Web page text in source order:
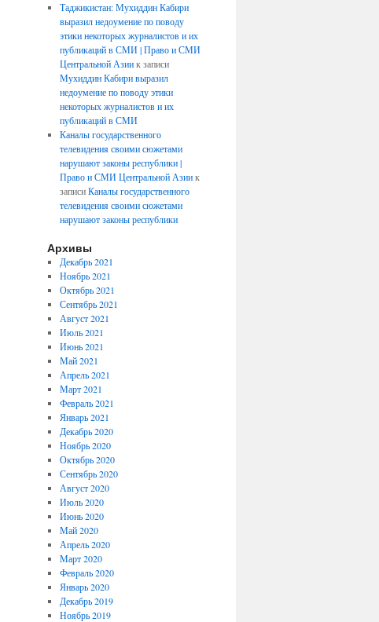
Таджикистан: Мухиддин Кабири
выразил недоумение по поводу
этики некоторых журналистов и их
публикаций в СМИ | Право и СМИ
Центральной Азиик записи
Мухиддин Кабири выразил
недоумение по поводу этики
некоторых журналистов и их
публикаций в СМИ
Каналы государственного
телевидения своими сюжетами
нарушают законы республики |
Право и СМИ Центральной Азиик
записиКаналы государственного
телевидения своими сюжетами
нарушают законы республики
Архивы
Декабрь 2021
Ноябрь 2021
Октябрь 2021
Сентябрь 2021
Август 2021
Июль 2021
Июнь 2021
Май 2021
Апрель 2021
Март 2021
Февраль 2021
Январь 2021
Декабрь 2020
Ноябрь 2020
Октябрь 2020
Сентябрь 2020
Август 2020
Июль 2020
Июнь 2020
Май 2020
Апрель 2020
Март 2020
Февраль 2020
Январь 2020
Декабрь 2019
Ноябрь 2019